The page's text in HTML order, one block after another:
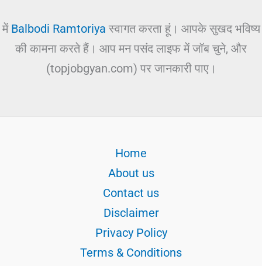
में Balbodi Ramtoriya स्वागत करता हूं। आपके सुखद भविष्य
की कामना करते हैं। आप मन पसंद लाइफ में जॉब चुने, और
(topjobgyan.com) पर जानकारी पाए।
Home
About us
Contact us
Disclaimer
Privacy Policy
Terms & Conditions